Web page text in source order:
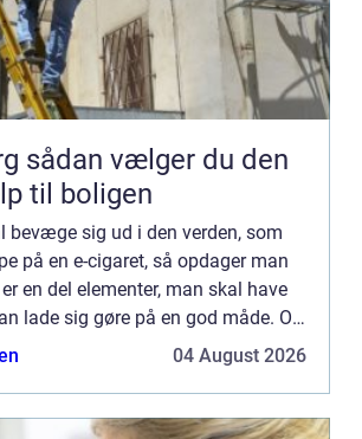
til boligen
bevæge sig ud i den verden, som
på en e-cigaret, så opdager man
en del elementer, man skal have
lade sig gøre på en god måde. Og
(bare) om kvaliteten af det, for
04 August 2026